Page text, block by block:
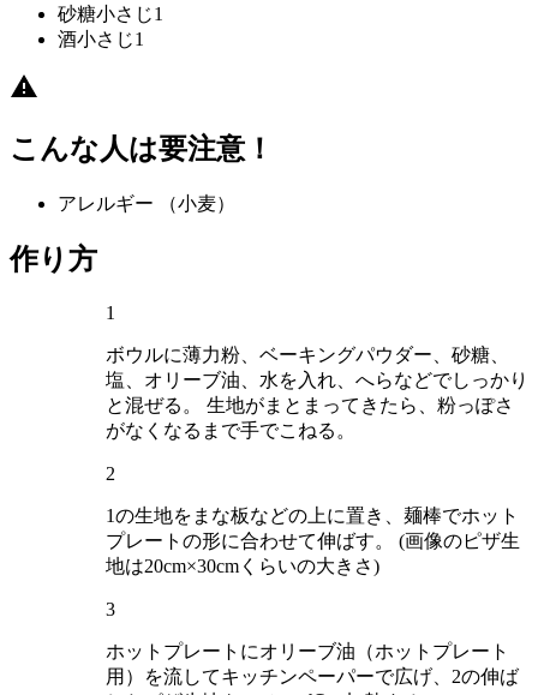
砂糖小さじ1
酒小さじ1
こんな人は要注意！
アレルギー （小麦）
作り方
1
ボウルに薄力粉、ベーキングパウダー、砂糖、
塩、オリーブ油、水を入れ、へらなどでしっかり
と混ぜる。 生地がまとまってきたら、粉っぽさ
がなくなるまで手でこねる。
2
1の生地をまな板などの上に置き、麺棒でホット
プレートの形に合わせて伸ばす。 (画像のピザ生
地は20cm×30cmくらいの大きさ)
3
ホットプレートにオリーブ油（ホットプレート
用）を流してキッチンペーパーで広げ、2の伸ば